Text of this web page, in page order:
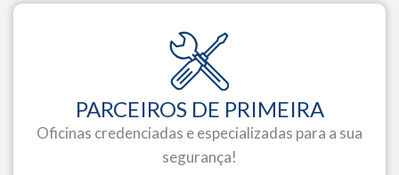
PARCEIROS DE PRIMEIRA
Oficinas credenciadas e especializadas para a sua
segurança!